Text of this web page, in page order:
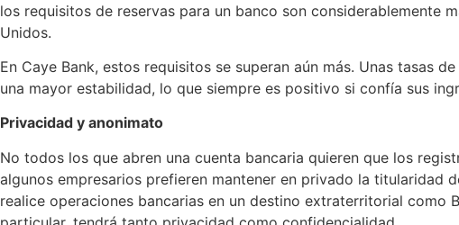
los requisitos de reservas para un banco son considerablemente
Unidos.
En Caye Bank, estos requisitos se superan aún más. Unas tasas
una mayor estabilidad, lo que siempre es positivo si confía sus
Privacidad y anonimato
No todos los que abren una cuenta bancaria quieren que los
algunos empresarios prefieren mantener en privado la titularidad
realice operaciones bancarias en un destino extraterritorial como